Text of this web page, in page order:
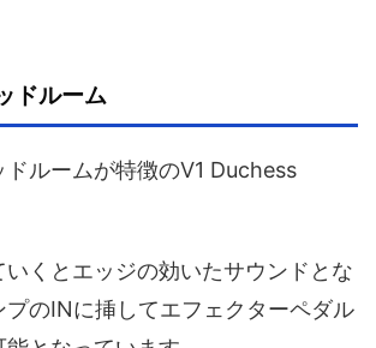
ドルーム
ドルームが特徴のV1 Duchess
くとエッジの効いたサウンドとな
プのINに挿してエフェクターペダル